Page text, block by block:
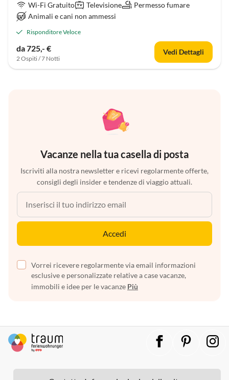
Wi-Fi Gratuito
Televisione
Permesso fumare
Animali e cani non ammessi
Risponditore Veloce
da 725,- €
2 Ospiti / 7 Notti
Vedi Dettagli
Vacanze nella tua casella di posta
Iscriviti alla nostra newsletter e ricevi regolarmente offerte,
consigli degli insider e tendenze di viaggio attuali.
Accedi
Vorrei ricevere regolarmente via email informazioni
esclusive e personalizzate relative a case vacanze,
immobili e idee per le vacanze Più